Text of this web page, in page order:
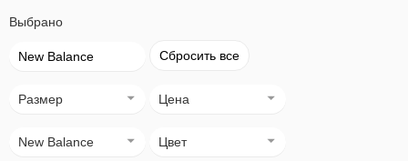
Выбрано
New Balance Сбросить все
Размер Цена
New Balance Цвет